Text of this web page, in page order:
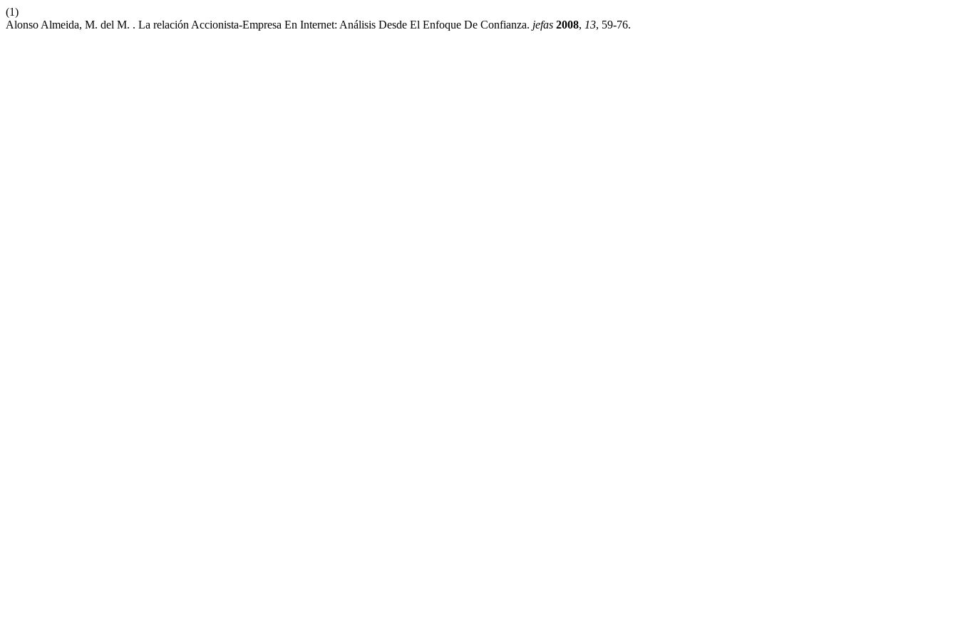
(1)
Alonso Almeida, M. del M. . La relación Accionista-Empresa En Internet: Análisis Desde El Enfoque De Confianza. jefas 2008, 13, 59-76.